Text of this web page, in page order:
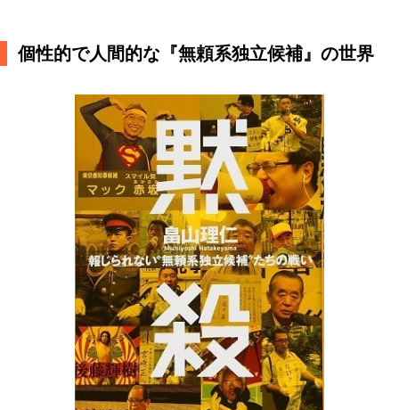
個性的で人間的な『無頼系独立候補』の世界